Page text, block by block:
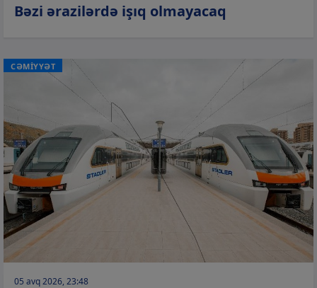
Bəzi ərazilərdə işıq olmayacaq
CƏMİYYƏT
05 avq 2026, 23:48